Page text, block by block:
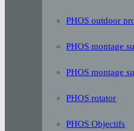
PHOS outdoor
PHOS montage
PHOS montage
PHOS rotator
PHOS Objectifs